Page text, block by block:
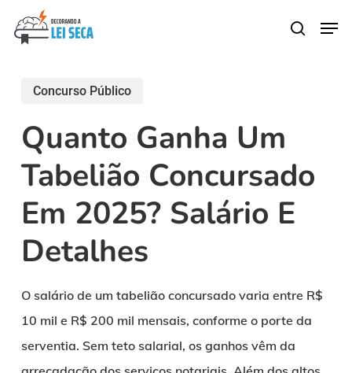
content
search
Concurso Público
Quanto Ganha Um
Tabelião Concursado
Em 2025? Salário E
Detalhes
O salário de um tabelião concursado varia entre R$
10 mil e R$ 200 mil mensais, conforme o porte da
serventia. Sem teto salarial, os ganhos vêm da